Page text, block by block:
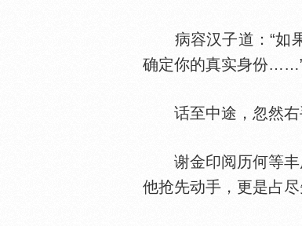
病容汉子道：“如果
确定你的真实身份
话至中途，忽然右
谢金印阅历何等丰
他抢先动手，更是占